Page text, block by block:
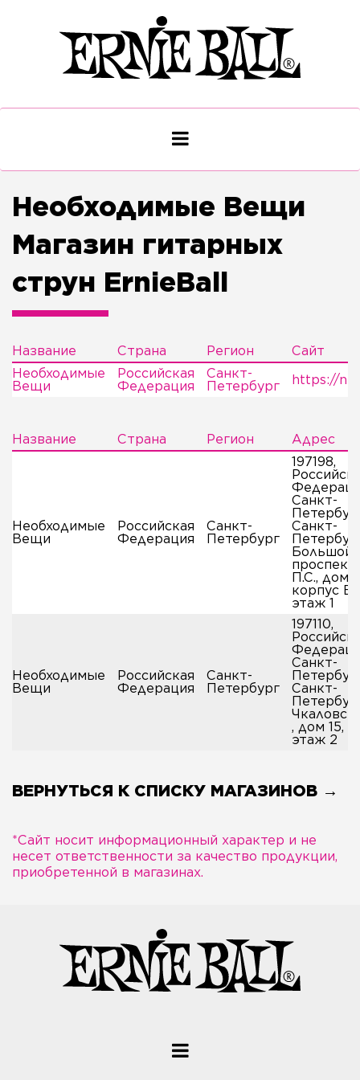
Необходимые Вещи
Магазин гитарных
струн ErnieBall
Название Страна Регион
Сайт
Необходимые
Вещи
Российская
Федерация
Санкт-
Петербург
https://
Название Страна Регион Адрес
Необходимые
Вещи
Российская
Федерация
Санкт-
Петербург
197198,
Санкт-
Санкт-
Большой
проспект
П.С., дом
корпус Б,
этаж 1
Необходимые
Вещи
Российская
Федерация
Санкт-
Петербург
197110,
Санкт-
Санкт-
, дом 15,
этаж 2
ВЕРНУТЬСЯ К СПИСКУ МАГАЗИНОВ →
*Сайт носит информационный характер и не
несет ответственности за качество продукции,
приобретенной в магазинах.